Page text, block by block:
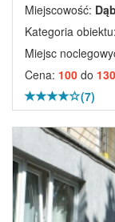
Miejscowość:
Kategoria obiektu:
Miejsc
Cena: 100 do
(7)